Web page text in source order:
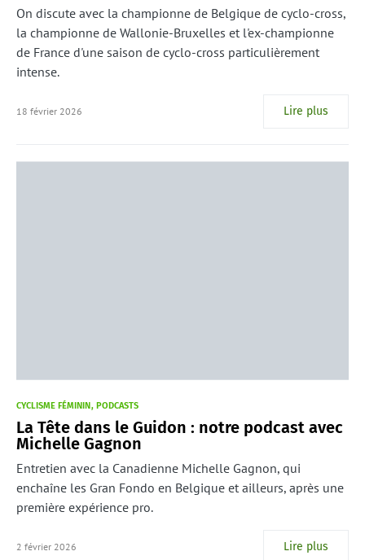
On discute avec la championne de Belgique de cyclo-cross,
la championne de Wallonie-Bruxelles et l'ex-championne
de France d'une saison de cyclo-cross particulièrement
intense.
18 février 2026 Lire plus
CYCLISME FÉMININ PODCASTS
La Tête dans le Guidon : notre podcast avec
Michelle Gagnon
Entretien avec la Canadienne Michelle Gagnon, qui
enchaîne les Gran Fondo en Belgique et ailleurs, après une
première expérience pro.
2 février 2026 Lire plus